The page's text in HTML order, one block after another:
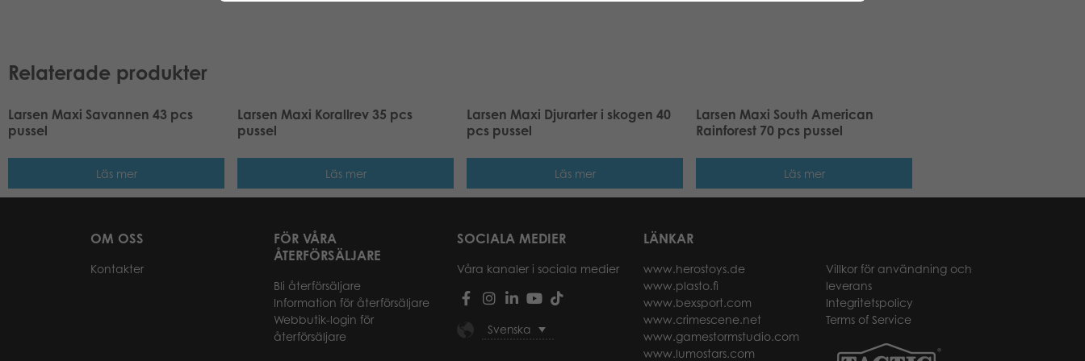
Relaterade produkter
Larsen Maxi Savannen 43 pcs
pussel
Läs mer
Larsen Maxi Korallrev 35 pcs
pussel
Läs mer
Larsen Maxi Djurarter i skogen 40
pcs pussel
Läs mer
Larsen Maxi South American
Rainforest 70 pcs pussel
Läs mer
OM OSS
Kontakter
FÖR VÅRA
ÅTERFÖRSÄLJARE
Bli återförsäljare
Information för återförsäljare
Webbutik-login för
återförsäljare
SOCIALA MEDIER
Våra kanaler i sociala medier
Svenska
LÄNKAR
www.herostoys.de
www.plasto.fi
www.bexsport.com
www.crimescene.net
www.gamestormstudio.com
www.lumostars.com
Villkor för användning och
leverans
Integritetspolicy
Terms of Service